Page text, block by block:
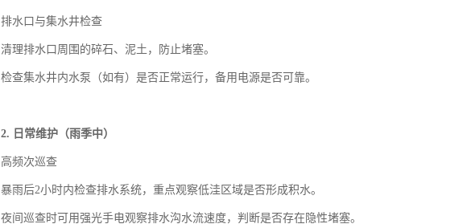
排水口与集水井检查
清理排水口周围的碎石、泥土，防止堵塞。
检查集水井内水泵（如有）是否正常运行，备用电源是否可靠。
2. 日常维护（雨季中）
高频次巡查
暴雨后2小时内检查排水系统，重点观察低洼区域是否形成积水。
夜间巡查时可用强光手电观察排水沟水流速度，判断是否存在隐性堵塞。